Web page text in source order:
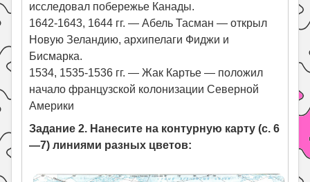
исследовал побережье Канады.
1642-1643, 1644 гг. — Абель Тасман — открыл
Новую Зеландию, архипелаги Фиджи и
Бисмарка.
1534, 1535-1536 гг. — Жак Картье — положил
начало французской колонизации Северной
Америки
Задание 2. Нанесите на контурную карту (с. 6
—7) линиями разных цветов: